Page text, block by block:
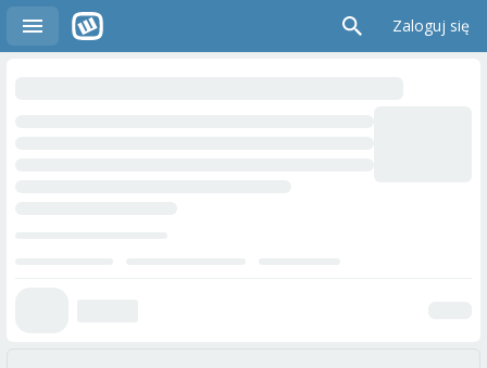
Zaloguj się